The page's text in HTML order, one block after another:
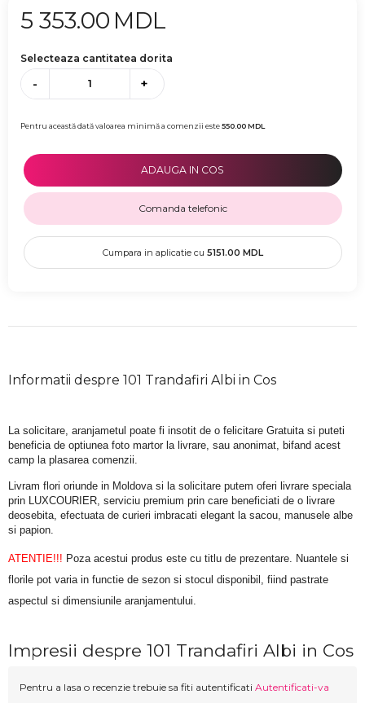
5 353.00 MDL
Selecteaza cantitatea dorita
- +
Pentru această dată valoarea minimă a comenzii este550.00MDL
ADAUGA IN COS
Comanda telefonic
Cumpara in aplicatie cu 5151.00 MDL
Informatii despre 101 Trandafiri Albi in Cos
La solicitare, aranjametul poate fi insotit de o felicitare Gratuita si puteti
beneficia de optiunea foto martor la livrare, sau anonimat, bifand acest
camp la plasarea comenzii.
Livram flori oriunde in Moldova si la solicitare putem oferi livrare speciala
prin LUXCOURIER, serviciu premium prin care beneficiati de o livrare
deosebita, efectuata de curieri imbracati elegant la sacou, manusele albe
si papion.
ATENTIE!!! Poza acestui produs este cu titlu de prezentare. Nuantele si
florile pot varia in functie de sezon si stocul disponibil, fiind pastrate
aspectul si dimensiunile aranjamentului.
Impresii despre 101 Trandafiri Albi in Cos
Pentru a lasa o recenzie trebuie sa fiti autentificati Autentificati-va